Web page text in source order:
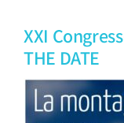
XXI
THE DATE